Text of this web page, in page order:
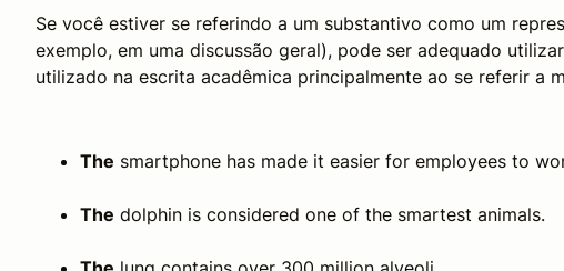
Se você estiver se referindo a um substantivo como um
exemplo, em uma discussão geral), pode ser adequado
utilizado na escrita acadêmica principalmente ao se referir a
The smartphone has made it easier for employees to
The dolphin is considered one of the smartest animals.